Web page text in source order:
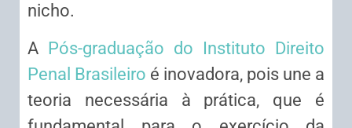
nicho.
A Pós-graduação do Instituto Direito
Penal Brasileiro é inovadora, pois une a
teoria necessária à prática, que é